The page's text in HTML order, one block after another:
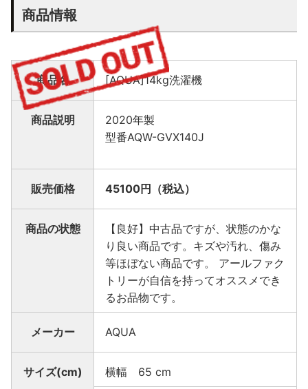
商品情報
商品名 [AQUA]14kg洗濯機
商品説明
2020年製
型番AQW-GVX140J
販売価格 45100円（税込）
商品の状態
【良好】中古品ですが、状態のかな
り良い商品です。キズや汚れ、傷み
等ほぼない商品です。 アールファク
トリーが自信を持ってオススメでき
るお品物です。
メーカー AQUA
サイズ(cm) 横幅 65 cm